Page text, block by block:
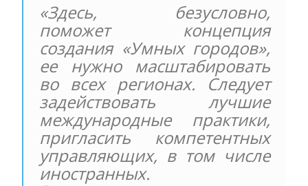
«Здесь, безусловно,
поможет концепция
создания «Умных городов»,
ее нужно масштабировать
во всех регионах. Следует
задействовать лучшие
международные практики,
пригласить компетентных
управляющих, в том числе
иностранных.